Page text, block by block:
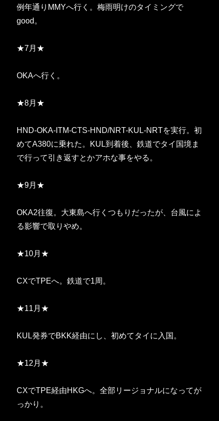
例年通りMMYへ行く。梅雨明けのタイミングで
good。
★7月★
OKAへ行く。
★8月★
HND-OKA-ITM-CTS-HND/NRT-KUL-NRTを実行。初
めてA380に乗れた。KUL到着後、鉄道でタイ国境ま
で行って引き返すとかアホな事をやる。
★9月★
OKA2往復。大東島へ行くつもりだったが、台風によ
る影響で取りやめ。
★10月★
CXでTPEへ。鉄道で1周。
★11月★
KUL発券でBKK経由にし、初めてタイに入国。
★12月★
CXでTPE経由HKGへ。全部リージョナルになってが
っかり。